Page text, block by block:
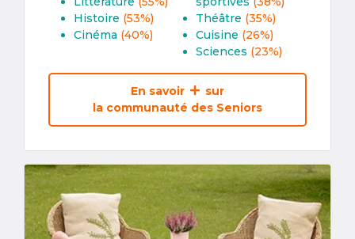
Histoire (53%)
Cinéma (40%)
Théâtre (35%)
Cuisine (26%)
Sciences (23%)
En savoir
sur
la communauté des Seniors